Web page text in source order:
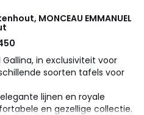
MONCEAU EMMANUEL
in exclusiviteit voor
soorten tafels voor
lijnen en royale
en gezellige collectie.